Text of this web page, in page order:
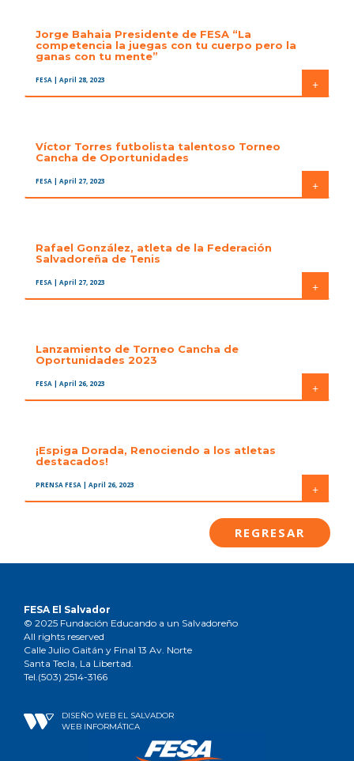
Jorge Bahaia Presidente de FESA “La
competencia la juegas con tu cuerpo pero la
ganas con tu mente”
FESA | April 28, 2023 +
Víctor Torres futbolista talentoso Torneo
Cancha de Oportunidades
FESA | April 27, 2023 +
Rafael González, atleta de la Federación
Salvadoreña de Tenis
FESA | April 27, 2023 +
Lanzamiento de Torneo Cancha de
Oportunidades 2023
FESA | April 26, 2023 +
¡Espiga Dorada, Renociendo a los atletas
destacados!
PRENSA FESA | April 26, 2023 +
REGRESAR
FESA El Salvador
© 2025 Fundación Educando a un Salvadoreño
All rights reserved
Calle Julio Gaitán y Final 13 Av. Norte
Santa Tecla, La Libertad.
Tel.(503) 2514-3166
DISEÑO WEB EL SALVADOR
WEB INFORMÁTICA